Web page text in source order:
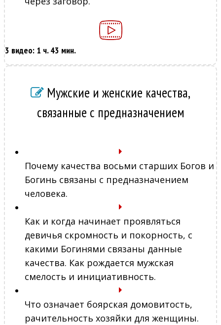
3 видео: 1 ч. 43 мин.
Мужские и женские качества,
связанные с предназначением
Почему качества восьми старших Богов и
Богинь связаны с предназначением
человека.
Как и когда начинает проявляться
девичья скромность и покорность, с
какими Богинями связаны данные
качества. Как рождается мужская
смелость и инициативность.
Что означает боярская домовитость,
рачительность хозяйки для женщины.